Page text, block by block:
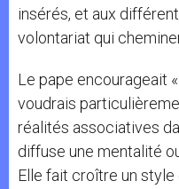
insérés, et aux
volontariat qui
Le pape encourageait
voudrais
réalités associatives
diffuse une mentalité
Elle fait croître un